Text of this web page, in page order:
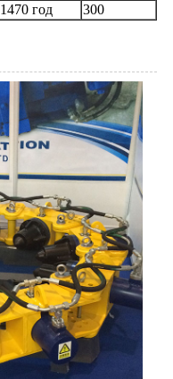
1470 год 300